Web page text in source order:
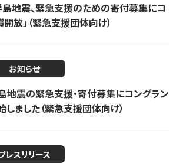
島地震、緊急支援のための寄付募集にコ
放」（緊急支援団体向け）
お知らせ
地震の緊急支援・寄付募集にコングラン
ました（緊急支援団体向け）
レスリリース